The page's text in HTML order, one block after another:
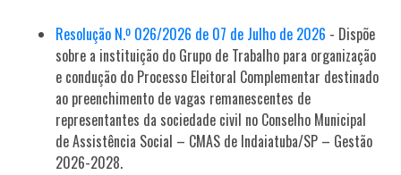
Resolução N.º 026/2026 de 07 de Julho de 2026 - Dispõe
sobre a instituição do Grupo de Trabalho para organização
e condução do Processo Eleitoral Complementar destinado
ao preenchimento de vagas remanescentes de
representantes da sociedade civil no Conselho Municipal
de Assistência Social – CMAS de Indaiatuba/SP – Gestão
2026-2028.